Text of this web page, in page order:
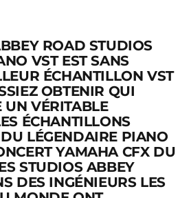
ROAD STUDIOS
VST EST SANS
ÉCHANTILLON VST
OBTENIR QUI
UN VÉRITABLE
ÉCHANTILLONS
LÉGENDAIRE PIANO
YAMAHA CFX DU
STUDIOS ABBEY
DES INGÉNIEURS LES